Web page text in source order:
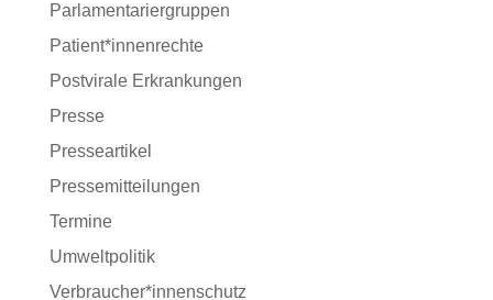
Parlamentariergruppen
Patient*innenrechte
Postvirale Erkrankungen
Presse
Presseartikel
Pressemitteilungen
Termine
Umweltpolitik
Verbraucher*innenschutz